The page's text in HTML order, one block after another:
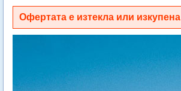
Офертата е изтекла или изкупена